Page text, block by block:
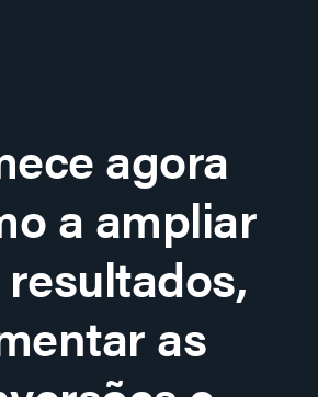
agora
a ampliar
as